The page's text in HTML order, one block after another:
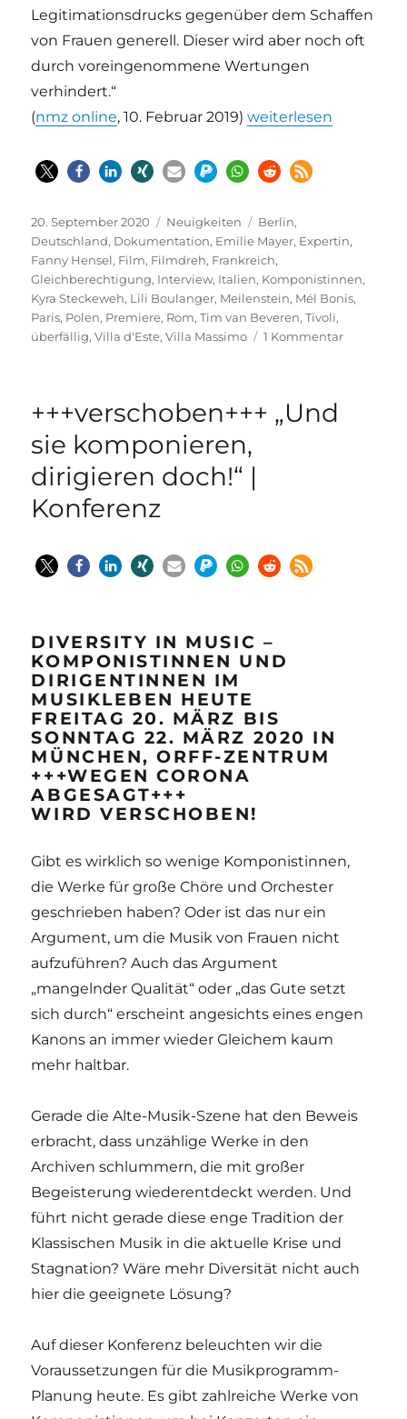
Legitimationsdrucks gegenüber dem Schaffen
von Frauen generell. Dieser wird aber noch oft
durch voreingenommene Wertungen
verhindert.“
(nmz online, 10. Februar 2019)„+Update+
weiterlesen
Veröffentlicht
am
20. September 2020 Kategorien
Neuigkeiten Schlagwörter
Berlin,
Deutschland, Dokumentation, Emilie Mayer, Expertin,
Fanny Hensel, Film, Filmdreh, Frankreich,
Gleichberechtigung, Interview, Italien, Komponistinnen,
Kyra Steckeweh, Lili Boulanger, Meilenstein, Mél Bonis,
Paris, Polen, Premiere, Rom,Tim van Beveren,Tivoli,
überfällig,Villa d'Este,Villa Massimo 1 Kommentarzu
+++verschoben+++ „Und
sie komponieren,
dirigieren doch!“ |
Konferenz
DIVERSITY IN MUSIC –
KOMPONISTINNEN UND
DIRIGENTINNEN IM
MUSIKLEBEN HEUTE
FREITAG 20. MÄRZ BIS
SONNTAG 22. MÄRZ 2020 IN
MÜNCHEN, ORFF-ZENTRUM
+++WEGEN CORONA
ABGESAGT+++
WIRD VERSCHOBEN!
Gibt es wirklich so wenige Komponistinnen,
die Werke für große Chöre und Orchester
geschrieben haben? Oder ist das nur ein
Argument, um die Musik von Frauen nicht
aufzuführen? Auch das Argument
„mangelnder Qualität“ oder „das Gute setzt
sich durch“ erscheint angesichts eines engen
Kanons an immer wieder Gleichem kaum
mehr haltbar.
Gerade die Alte-Musik-Szene hat den Beweis
erbracht, dass unzählige Werke in den
Archiven schlummern, die mit großer
Begeisterung wiederentdeckt werden. Und
führt nicht gerade diese enge Tradition der
Klassischen Musik in die aktuelle Krise und
Stagnation? Wäre mehr Diversität nicht auch
hier die geeignete Lösung?
Auf dieser Konferenz beleuchten wir die
Voraussetzungen für die Musikprogramm-
Planung heute. Es gibt zahlreiche Werke von